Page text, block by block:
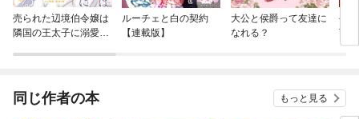
売られた辺境伯令嬢は
隣国の王太子に溺愛さ
ルーチェと白の契約
【連載版】
大公と侯爵って友達に
なれる？
や
下
同じ作者の本 もっと見る